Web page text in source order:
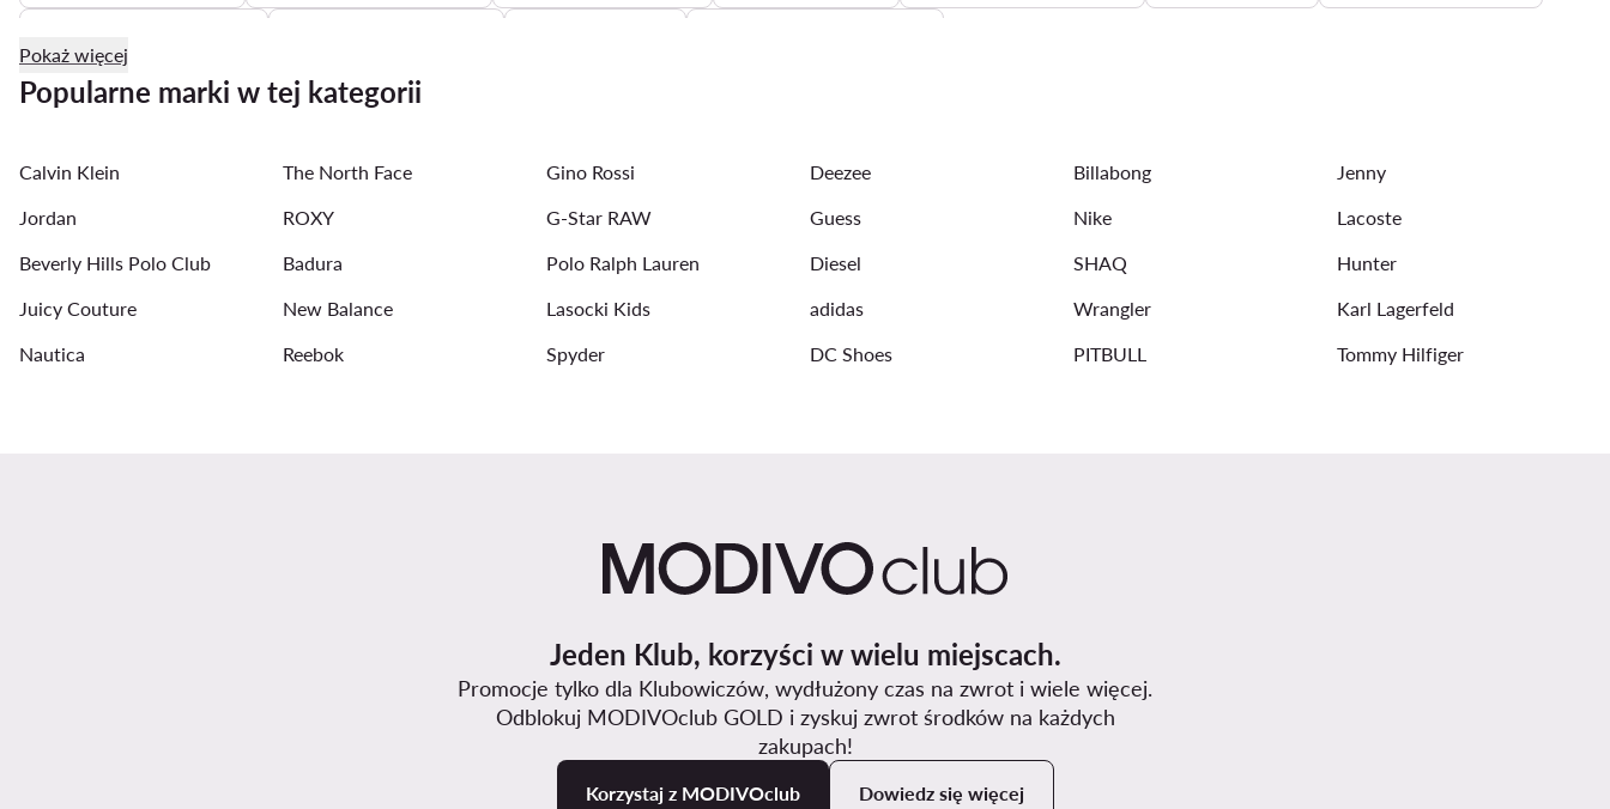
Przewiewne koszule męskie na lato Spodnie garniturowe męskie
Bluzy DC męskie Kurtki przejściowe męskie Koszulki męskie Bluzy Kappa męskie
Pokaż więcej
Popularne marki w tej kategorii
Calvin Klein The North Face Gino Rossi Deezee Billabong
Jenny
Jordan
ROXY G-Star RAW Guess Nike
Lacoste
Beverly Hills Polo Club
Badura Polo Ralph Lauren Diesel SHAQ
Hunter
Juicy Couture
New Balance Lasocki Kids adidas Wrangler
Karl Lagerfeld
Nautica
Reebok Spyder DC Shoes PITBULL Tommy Hilfiger
Jeden Klub, korzyści w wielu miejscach.
Promocje tylko dla Klubowiczów, wydłużony czas na zwrot i wiele więcej.
Odblokuj MODIVOclub GOLD i zyskuj zwrot środków na każdych
zakupach!
Korzystaj z MODIVOclub Dowiedz się więcej